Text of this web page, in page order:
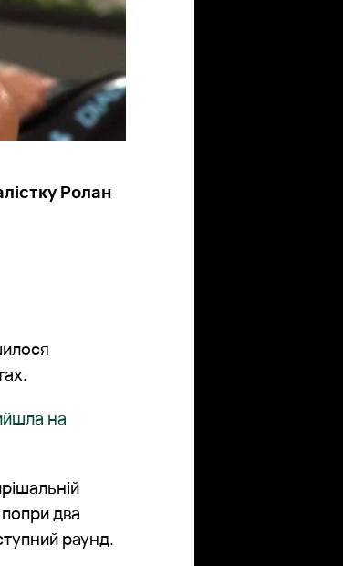
Ролан
на
попри два
раунд.